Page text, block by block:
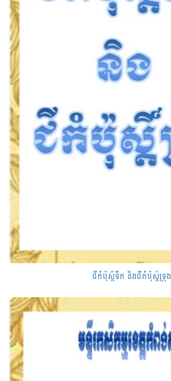
ជីកំប៉ុស្ត៍ទឹក និងជីកំប៉ុស្ត៍ទ្រុង